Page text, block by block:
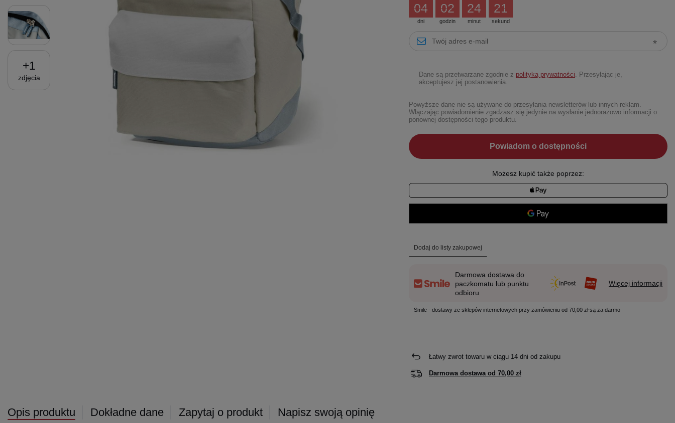
+1
zdjęcia
dni
04
godzin
02
minut
24
sekund
20
Dane są przetwarzane zgodnie z polityką prywatności. Przesyłając je,
akceptujesz jej postanowienia.
Powyższe dane nie są używane do przesyłania newsletterów lub innych reklam.
Włączając powiadomienie zgadzasz się jedynie na wysłanie jednorazowo informacji o
ponownej dostępności tego produktu.
Powiadom o dostępności
Możesz kupić także poprzez:
Dodaj do listy zakupowej
Darmowa dostawa do
paczkomatu lub punktu
odbioru
Więcej informacji
Smile - dostawy ze sklepów internetowych przy zamówieniu od 70,00 zł są za darmo
Łatwy zwrot towaru w ciągu 14dni od zakupu
Darmowa dostawa od 70,00 zł
Opis produktu Dokładne dane Zapytaj o produkt Napisz swoją opinię